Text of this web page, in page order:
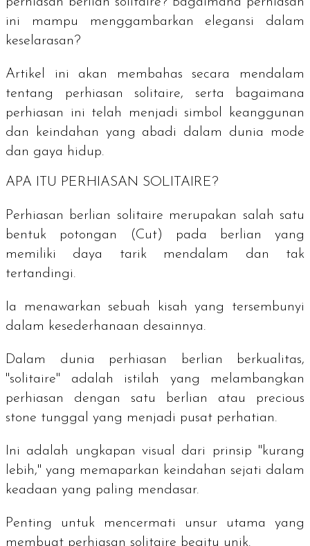
ini mampu menggambarkan elegansi dalam
keselarasan?
Artikel ini akan membahas secara mendalam
tentang perhiasan solitaire, serta bagaimana
perhiasan ini telah menjadi simbol keanggunan
dan keindahan yang abadi dalam dunia mode
dan gaya hidup.
APA ITU PERHIASAN SOLITAIRE?
Perhiasan berlian solitaire merupakan salah satu
bentuk potongan (Cut) pada berlian yang
memiliki daya tarik mendalam dan tak
tertandingi.
Ia menawarkan sebuah kisah yang tersembunyi
dalam kesederhanaan desainnya.
Dalam dunia perhiasan berlian berkualitas,
"solitaire" adalah istilah yang melambangkan
perhiasan dengan satu berlian atau precious
stone tunggal yang menjadi pusat perhatian.
Ini adalah ungkapan visual dari prinsip "kurang
lebih," yang memaparkan keindahan sejati dalam
keadaan yang paling mendasar.
Penting untuk mencermati unsur utama yang
membuat perhiasan solitaire begitu unik.